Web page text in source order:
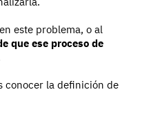
este problema, o al
que ese proceso de
conocer la definición de